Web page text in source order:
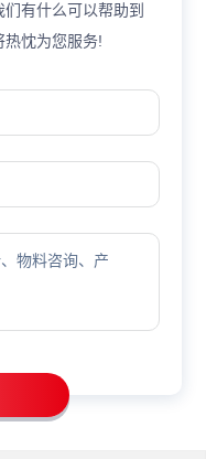
有什么可以帮助到
热忱为您服务!